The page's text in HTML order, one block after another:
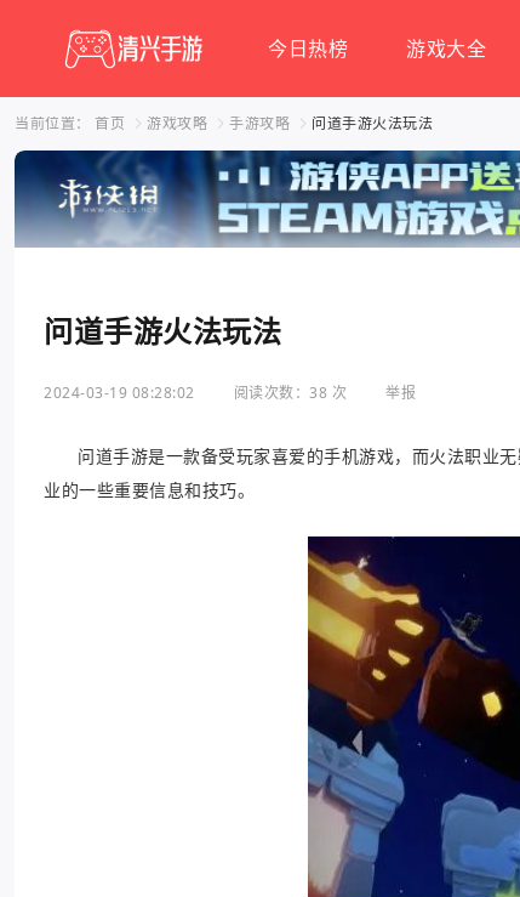
今日热榜 游戏大全
当前位置： 首页 游戏攻略 手游攻略 问道手游火法玩法
问道手游火法玩法
2024-03-19 08:28:02 阅读次数：38 次 举报
问道手游是一款备受玩家喜爱的手机游戏，而火法职业
业的一些重要信息和技巧。